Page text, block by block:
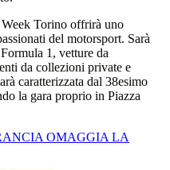
Torino offrirà uno
del motorsport. Sarà
1, vetture da
da collezioni private e
caratterizzata dal 38esimo
la gara proprio in Piazza
OMAGGIA LA